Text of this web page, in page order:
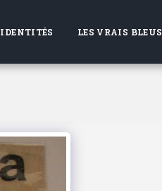
IDENTITÉS LES VRAIS BLEUS